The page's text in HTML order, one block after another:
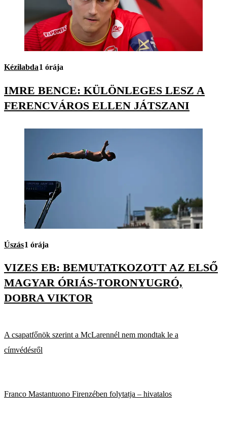
Kézilabda1 órája
IMRE BENCE: KÜLÖNLEGES LESZ A
FERENCVÁROS ELLEN JÁTSZANI
Úszás1 órája
VIZES EB: BEMUTATKOZOTT AZ ELSŐ
MAGYAR ÓRIÁS-TORONYUGRÓ,
DOBRA VIKTOR
A csapatfőnök szerint a McLarennél nem mondtak le a
címvédésről
Franco Mastantuono Firenzében folytatja – hivatalos